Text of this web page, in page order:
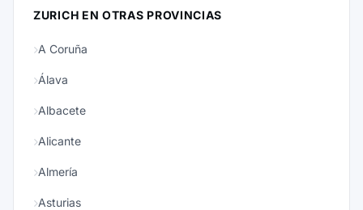
ZURICH EN OTRAS PROVINCIAS
A Coruña
Álava
Albacete
Alicante
Almería
Asturias